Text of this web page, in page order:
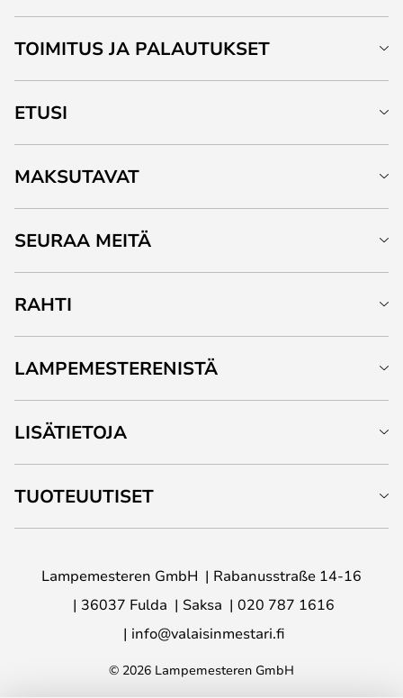
TOIMITUS JA PALAUTUKSET
ETUSI
MAKSUTAVAT
SEURAA MEITÄ
RAHTI
LAMPEMESTERENISTÄ
LISÄTIETOJA
TUOTEUUTISET
Lampemesteren GmbH
Rabanusstraße 14-16
36037 Fulda
Saksa
020 787 1616
info@valaisinmestari.fi
© 2026 Lampemesteren GmbH